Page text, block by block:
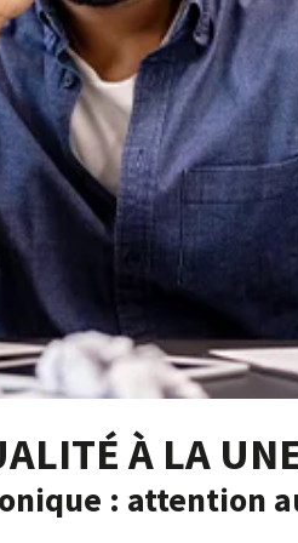
À LA
: attention